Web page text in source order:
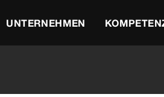
UNTERNEHMEN